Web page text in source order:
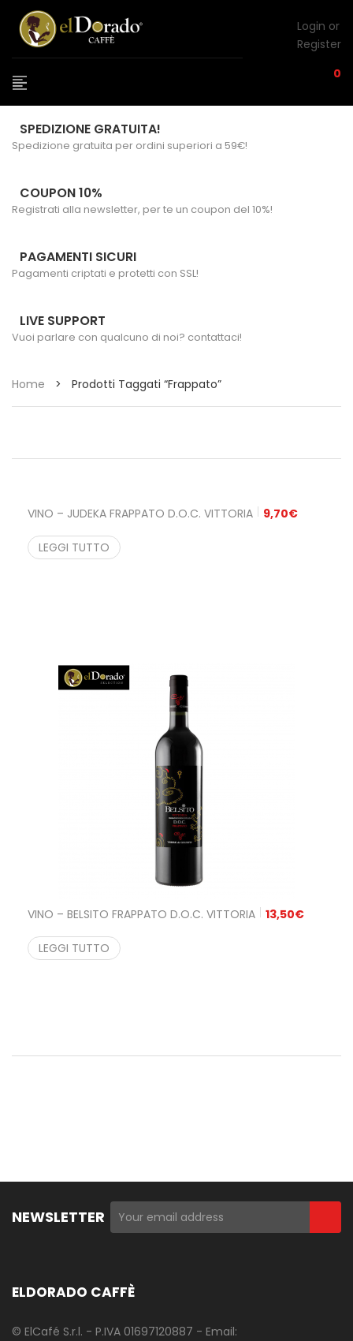
Login or
Register
0
SPEDIZIONE GRATUITA!
Spedizione gratuita per ordini superiori a 59€!
COUPON 10%
Registrati alla newsletter, per te un coupon del 10%!
PAGAMENTI SICURI
Pagamenti criptati e protetti con SSL!
LIVE SUPPORT
Vuoi parlare con qualcuno di noi? contattaci!
Home > Prodotti Taggati “frappato”
VINO – JUDEKA FRAPPATO D.O.C. VITTORIA 9,70€
LEGGI TUTTO
VINO – BELSITO FRAPPATO D.O.C. VITTORIA 13,50€
LEGGI TUTTO
NEWSLETTER
ELDORADO CAFFÈ
© ElCafé S.r.l. - P.IVA 01697120887 - Email: